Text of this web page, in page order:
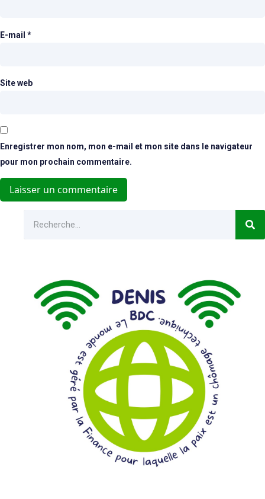
E-mail *
Site web
Enregistrer mon nom, mon e-mail et mon site dans le navigateur
pour mon prochain commentaire.